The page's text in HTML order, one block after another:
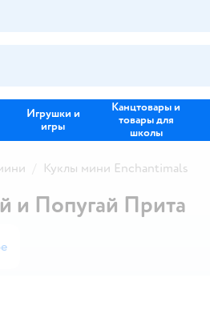
Игрушки и
игры
Канцтовары и
товары для
школы
Куклы мини Enchantimals
и Попугай Прита